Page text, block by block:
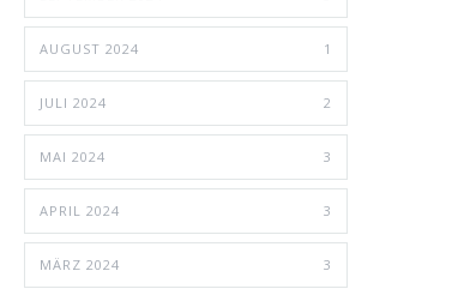
AUGUST 2024 1
JULI 2024 2
MAI 2024 3
APRIL 2024 3
MÄRZ 2024 3